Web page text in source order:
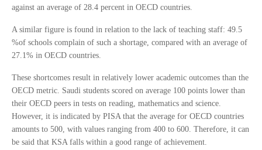
against an average of 28.4 percent in OECD countries.
A similar figure is found in relation to the lack of teaching staff: 49.5
%of schools complain of such a shortage, compared with an average of
27.1% in OECD countries.
These shortcomes result in relatively lower academic outcomes than the
OECD metric. Saudi students scored on average 100 points lower than
their OECD peers in tests on reading, mathematics and science.
However, it is indicated by PISA that the average for OECD countries
amounts to 500, with values ranging from 400 to 600. Therefore, it can
be said that KSA falls within a good range of achievement.